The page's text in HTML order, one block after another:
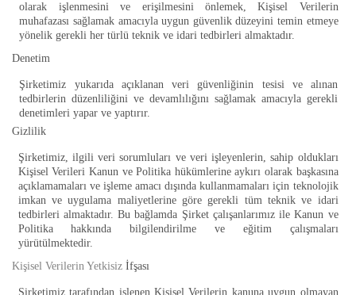
olarak işlenmesini ve erişilmesini önlemek, Kişisel Verilerin
muhafazası sağlamak amacıyla uygun güvenlik düzeyini temin etmeye
yönelik gerekli her türlü teknik ve idari tedbirleri almaktadır.
Denetim
Şirketimiz yukarıda açıklanan veri güvenliğinin tesisi ve alınan
tedbirlerin düzenliliğini ve devamlılığını sağlamak amacıyla gerekli
denetimleri yapar ve yaptırır.
Gizlilik
Şirketimiz, ilgili veri sorumluları ve veri işleyenlerin, sahip oldukları
Kişisel Verileri Kanun ve Politika hükümlerine aykırı olarak başkasına
açıklamamaları ve işleme amacı dışında kullanmamaları için teknolojik
imkan ve uygulama maliyetlerine göre gerekli tüm teknik ve idari
tedbirleri almaktadır. Bu bağlamda Şirket çalışanlarımız ile Kanun ve
Politika hakkında bilgilendirilme ve eğitim çalışmaları
yürütülmektedir.
Kişisel Verilerin Yetkisiz İfşası
Şirketimiz tarafından işlenen Kişisel Verilerin kanuna uygun olmayan